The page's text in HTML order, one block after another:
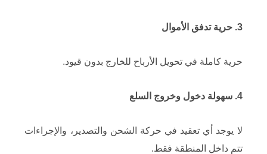
3. حرية تدفق الأموال
حرية كاملة في تحويل الأرباح للخارج بدون قيود.
4. سهولة دخول وخروج السلع
لا يوجد أي تعقيد في حركة الشحن والتصدير، والإجراءات
تتم داخل المنطقة فقط.